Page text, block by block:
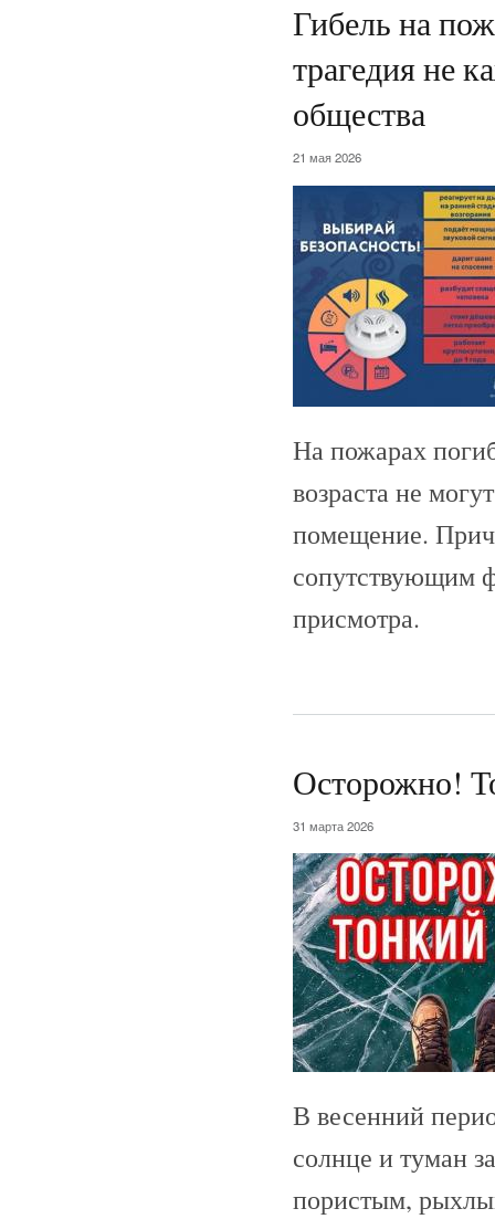
Гибель на
трагедия не
общества
21 мая 2026
На пожарах
возраста не
помещение.
сопутствующим
присмотра.
Осторожно!
31 марта 2026
В весенний
солнце и туман
пористым,